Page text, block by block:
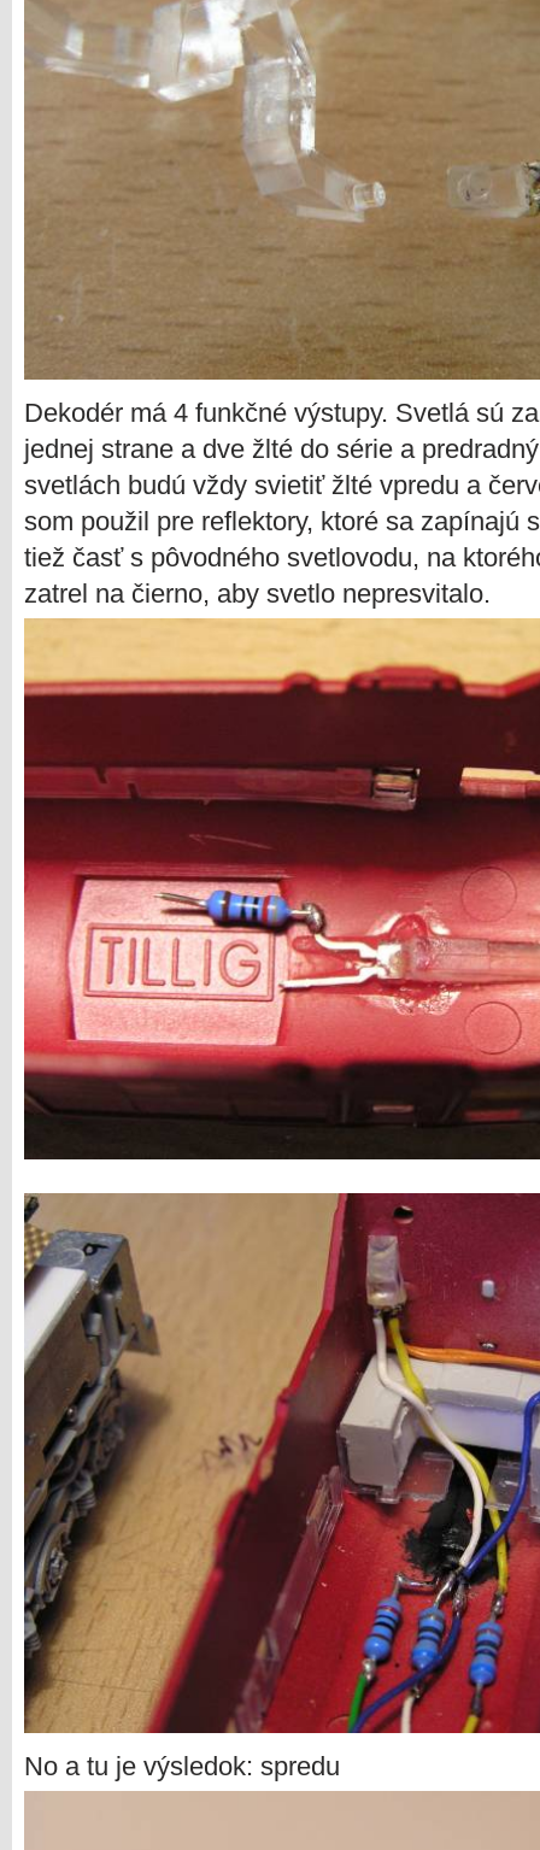
Dekodér má 4 funkčné výstupy. Svetlá sú
jednej strane a dve žlté do série a
svetlách budú vždy svietiť žlté vpredu a
som použil pre reflektory, ktoré sa zapínajú
tiež časť s pôvodného svetlovodu, na
zatrel na čierno, aby svetlo nepresvitalo.
No a tu je výsledok: spredu